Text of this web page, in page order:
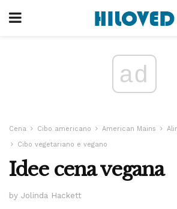
ad
Cena Cibo americano American Mains
Cibo vegetariano e vegano
Idee cena vegana
by Jolinda Hackett